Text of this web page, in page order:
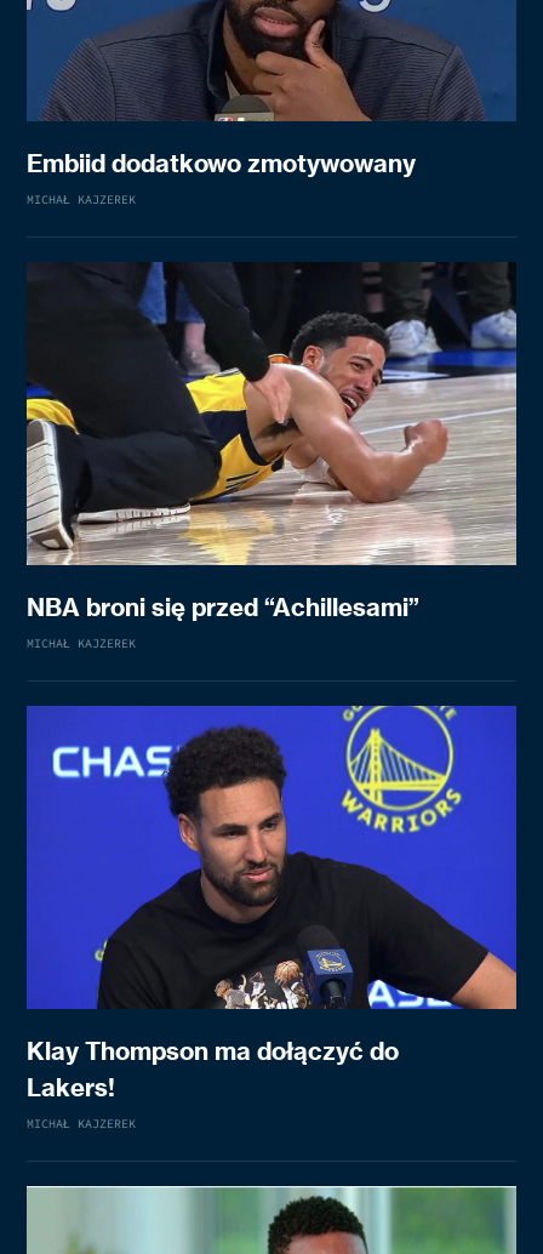
Embiid dodatkowo zmotywowany
MICHAŁ KAJZEREK
NBA broni się przed “Achillesami”
MICHAŁ KAJZEREK
Klay Thompson ma dołączyć do
Lakers!
MICHAŁ KAJZEREK